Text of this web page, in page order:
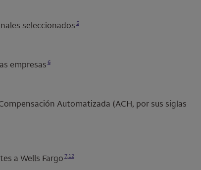
seleccionados 5
empresas 6
Automatizada (ACH, por sus siglas
a Wells Fargo 7, 12